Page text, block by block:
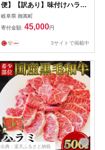
便】【訳あり】味付けハラミ
1.5kg(250g×6パック) / ハラ
ミ 牛肉 焼肉 / 御嵩町 / 馬力
家[AVBO045]
岐阜県 御嵩町
寄付金額: 45,000円
3サイトで掲載中
出典：楽天ふるさと納税